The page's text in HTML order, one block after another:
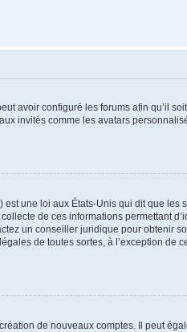
avoir configuré les forums afin qu’il
invités comme les avatars
est une loi aux États-Unis qui dit que les
de ces informations permettant
un conseiller juridique pour obtenir
de toutes sortes, à l’exception
de nouveaux comptes. Il peut